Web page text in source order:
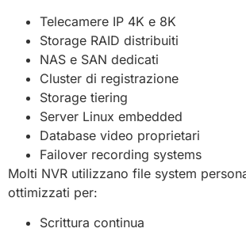
Telecamere IP 4K e 8K
Storage RAID distribuiti
NAS e SAN dedicati
Cluster di registrazione
Storage tiering
Server Linux embedded
Database video proprietari
Failover recording systems
Molti NVR utilizzano file system
ottimizzati per:
Scrittura continua